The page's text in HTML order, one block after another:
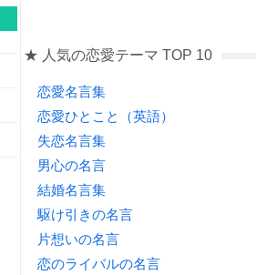
★ 人気の恋愛テーマ TOP 10
恋愛名言集
恋愛ひとこと（英語）
失恋名言集
男心の名言
結婚名言集
駆け引きの名言
片想いの名言
恋のライバルの名言